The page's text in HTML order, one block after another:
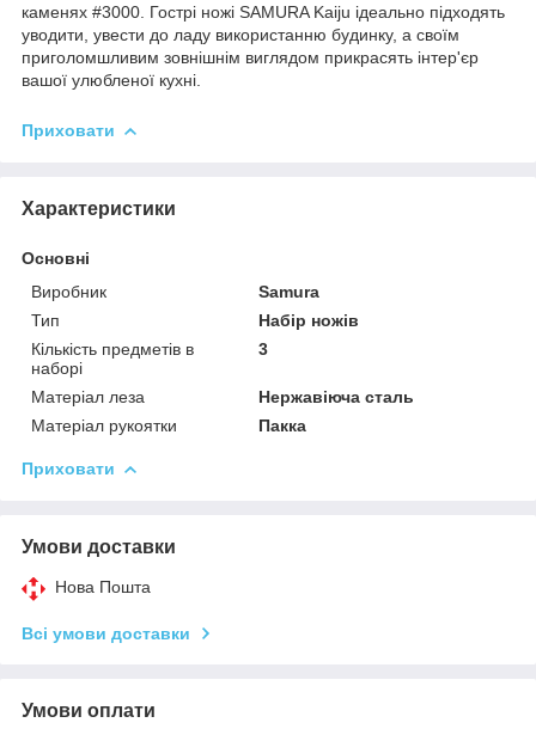
каменях #3000. Гострі ножі SAMURA Kaiju ідеально підходять
уводити, увести до ладу використанню будинку, а своїм
приголомшливим зовнішнім виглядом прикрасять інтер'єр
вашої улюбленої кухні.
Приховати
Характеристики
Основні
Виробник
Samura
Тип
Набір ножів
Кількість предметів в
наборі
3
Матеріал леза
Нержавіюча сталь
Матеріал рукоятки
Пакка
Приховати
Умови доставки
Нова Пошта
Всі умови доставки
Умови оплати